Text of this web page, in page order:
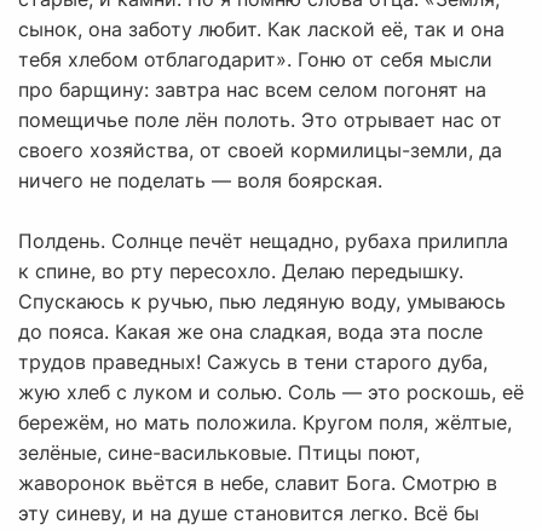
сынок, она заботу любит. Как лаской её, так и она
тебя хлебом отблагодарит». Гоню от себя мысли
про барщину: завтра нас всем селом погонят на
помещичье поле лён полоть. Это отрывает нас от
своего хозяйства, от своей кормилицы-земли, да
ничего не поделать — воля боярская.
Полдень. Солнце печёт нещадно, рубаха прилипла
к спине, во рту пересохло. Делаю передышку.
Спускаюсь к ручью, пью ледяную воду, умываюсь
до пояса. Какая же она сладкая, вода эта после
трудов праведных! Сажусь в тени старого дуба,
жую хлеб с луком и солью. Соль — это роскошь, её
бережём, но мать положила. Кругом поля, жёлтые,
зелёные, сине-васильковые. Птицы поют,
жаворонок вьётся в небе, славит Бога. Смотрю в
эту синеву, и на душе становится легко. Всё бы